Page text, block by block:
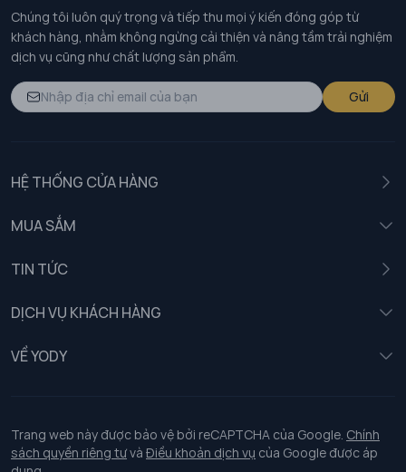
Chúng tôi luôn quý trọng và tiếp thu mọi ý kiến đóng góp từ
khách hàng, nhằm không ngừng cải thiện và nâng tầm trải nghiệm
dịch vụ cũng như chất lượng sản phẩm.
Gửi
HỆ THỐNG CỬA HÀNG
MUA SẮM
TIN TỨC
DỊCH VỤ KHÁCH HÀNG
Chính sách khách hàng thân thiết
Chính sách bảo vệ dữ liệu cá nhân
Chính sách thanh toán, giao nhận
VỀ YODY
Tuyển dụng
Trang web này được bảo vệ bởi reCAPTCHA của Google. Chính
sách quyền riêng tưvà Điều khoản dịch vụ của Google được áp